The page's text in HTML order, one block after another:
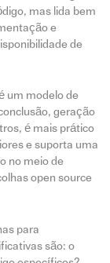
mas lida bem
e
de
um modelo de
geração
é mais prático
e suporta uma
no meio de
open source
para
são: o